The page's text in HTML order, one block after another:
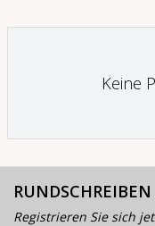
Keine
Registrieren Sie sich